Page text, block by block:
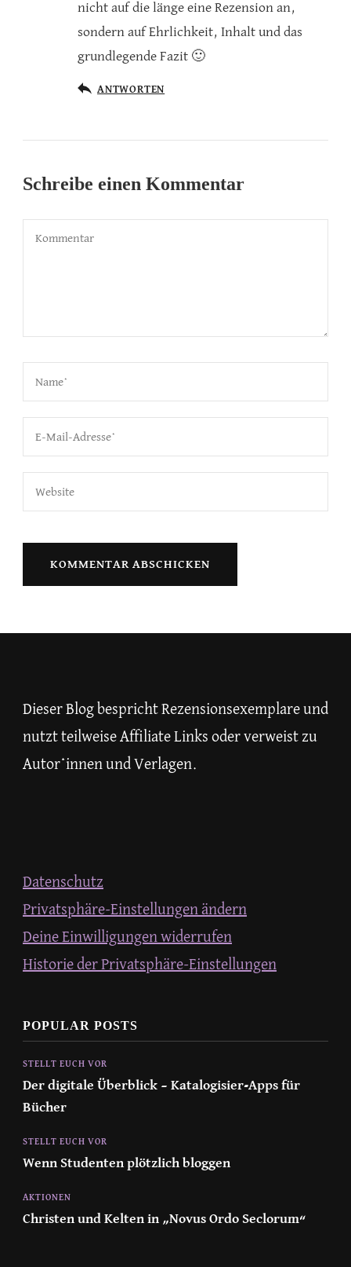
nicht auf die länge eine Rezension an,
sondern auf Ehrlichkeit, Inhalt und das
grundlegende Fazit 🙂
ANTWORTEN
Schreibe einen Kommentar
Dieser Blog bespricht Rezensionsexemplare und
nutzt teilweise Affiliate Links oder verweist zu
Autor*innen und Verlagen.
Datenschutz
Privatsphäre-Einstellungen ändern
Deine Einwilligungen widerrufen
Historie der Privatsphäre-Einstellungen
POPULAR POSTS
STELLT EUCH VOR
Der digitale Überblick – Katalogisier-Apps für
Bücher
STELLT EUCH VOR
Wenn Studenten plötzlich bloggen
AKTIONEN
Christen und Kelten in „Novus Ordo Seclorum“